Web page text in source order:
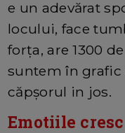
e un adevărat
locului, face
forța, are 1300
suntem în grafic
căpșorul in jos.
Emotiile cresc